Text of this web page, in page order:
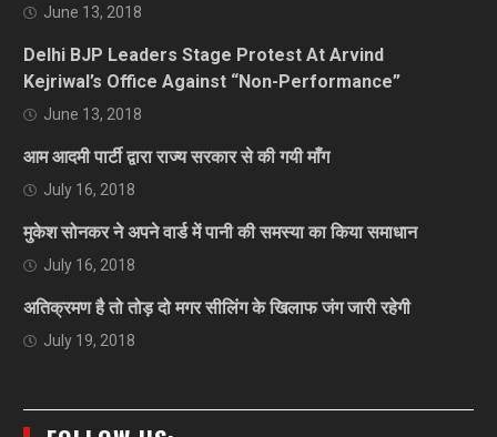
June 13, 2018
Delhi BJP Leaders Stage Protest At Arvind
Kejriwal’s Office Against “Non-Performance”
June 13, 2018
आम आदमी पार्टी द्वारा राज्य सरकार से की गयी माँग
July 16, 2018
मुकेश सोनकर ने अपने वार्ड में पानी की समस्या का किया समाधान
July 16, 2018
अतिक्रमण है तो तोड़ दो मगर सीलिंग के खिलाफ जंग जारी रहेगी
July 19, 2018